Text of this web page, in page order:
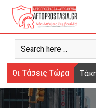
Ψάχνω
για...
Οι Τάσεις Τώρα